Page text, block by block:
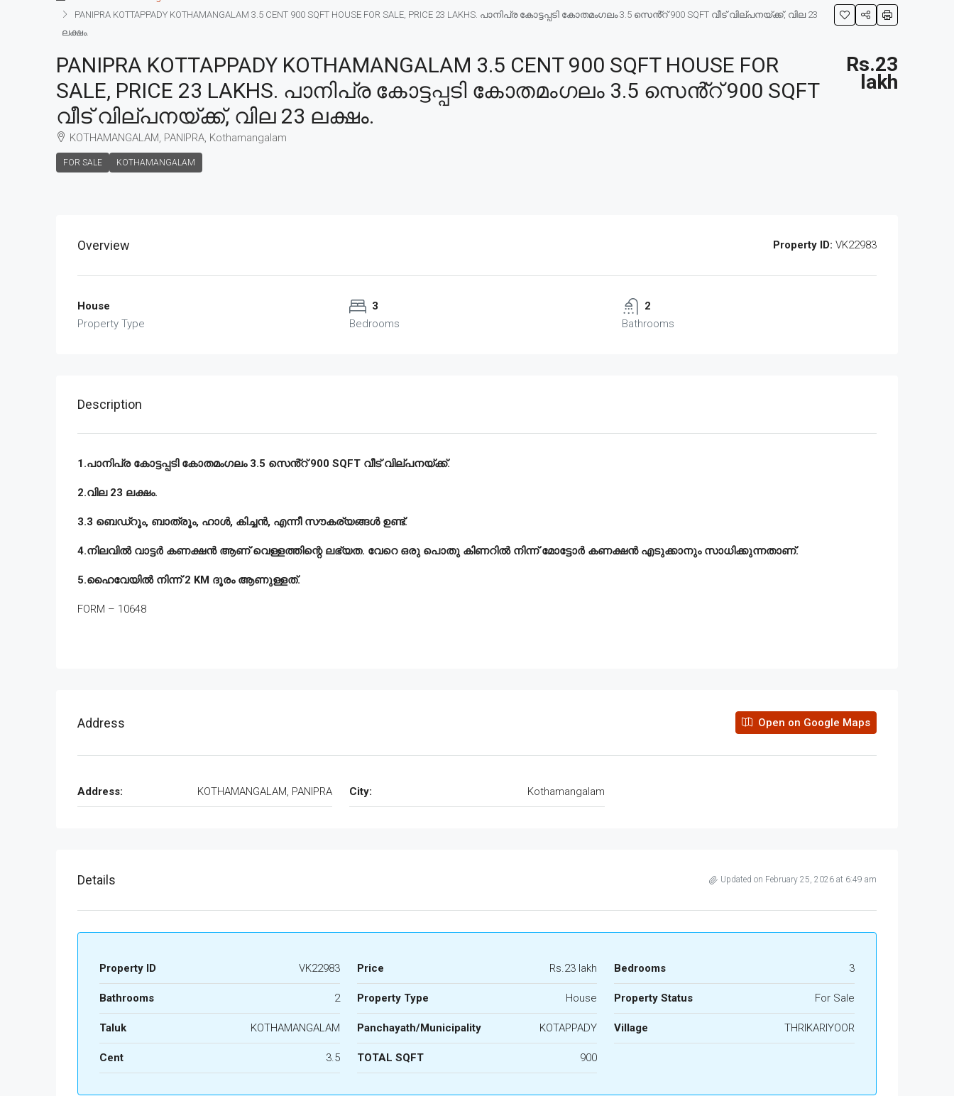
PANIPRA KOTTAPPADY KOTHAMANGALAM 3.5 CENT 900 SQFT HOUSE FOR SALE, PRICE 23 LAKHS. പാനിപ്ര കോട്ടപ്പടി കോതമംഗലം 3.5 സെൻ്റ് 900 SQFT വീട് വില്പനയ്ക്ക്, വില 23
ലക്ഷം.
PANIPRA KOTTAPPADY KOTHAMANGALAM 3.5 CENT 900 SQFT HOUSE FOR
SALE, PRICE 23 LAKHS. പാനിപ്ര കോട്ടപ്പടി കോതമംഗലം 3.5 സെൻ്റ് 900 SQFT
വീട് വില്പനയ്ക്ക്, വില 23 ലക്ഷം.
KOTHAMANGALAM, PANIPRA, Kothamangalam
FOR SALE KOTHAMANGALAM
Rs.23
lakh
Overview Property ID: VK22983
House
Property Type
3
Bedrooms
2
Bathrooms
Description
1.പാനിപ്ര കോട്ടപ്പടി കോതമംഗലം 3.5 സെൻ്റ് 900 SQFT വീട് വില്പനയ്ക്ക്.
2.വില 23 ലക്ഷം.
3.3 ബെഡ്‌റൂം, ബാത്രൂം, ഹാൾ, കിച്ചൻ, എന്നീ സൗകര്യങ്ങൾ ഉണ്ട്‌.
4.നിലവിൽ വാട്ടർ കണക്ഷൻ ആണ് വെള്ളത്തിന്റെ ലഭ്യത. വേറെ ഒരു പൊതു കിണറിൽ നിന്ന് മോട്ടോർ കണക്ഷൻ എടുക്കാനും സാധിക്കുന്നതാണ്.
5.ഹൈവേയിൽ നിന്ന് 2 KM ദൂരം ആണുള്ളത്.
FORM – 10648
Address Open on Google Maps
Address: KOTHAMANGALAM, PANIPRA City: Kothamangalam
Details Updated on February 25, 2026 at 6:49 am
Property ID VK22983 Price Rs.23 lakh Bedrooms 3
Bathrooms 2 Property Type House Property Status For Sale
Taluk KOTHAMANGALAM Panchayath/Municipality KOTAPPADY Village THRIKARIYOOR
Cent 3.5 TOTAL SQFT 900